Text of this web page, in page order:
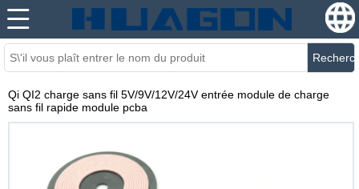
Qi QI2 charge sans fil 5V/9V/12V/24V entrée module de charge
sans fil rapide module pcba